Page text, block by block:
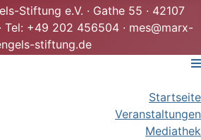
Stiftung e.V. · Gathe 55 · 42107
Tel: +49 202 456504 · mes@marx-
stiftung.de
Startseite
Veranstaltungen
Mediathek